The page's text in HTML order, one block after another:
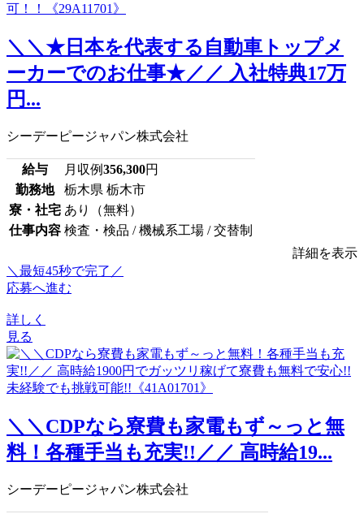
＼＼★日本を代表する自動車トップメ
ーカーでのお仕事★／／ 入社特典17万
円...
シーデーピージャパン株式会社
給与 月収例356,300円
勤務地
栃木県 栃木市
寮・社宅 あり（無料）
仕事内容 検査・検品 / 機械系工場 / 交替制
詳細を表示
＼最短45秒で完了／
応募へ進む
詳しく
見る
＼＼CDPなら寮費も家電もず～っと無
料！各種手当も充実!!／／ 高時給19...
シーデーピージャパン株式会社